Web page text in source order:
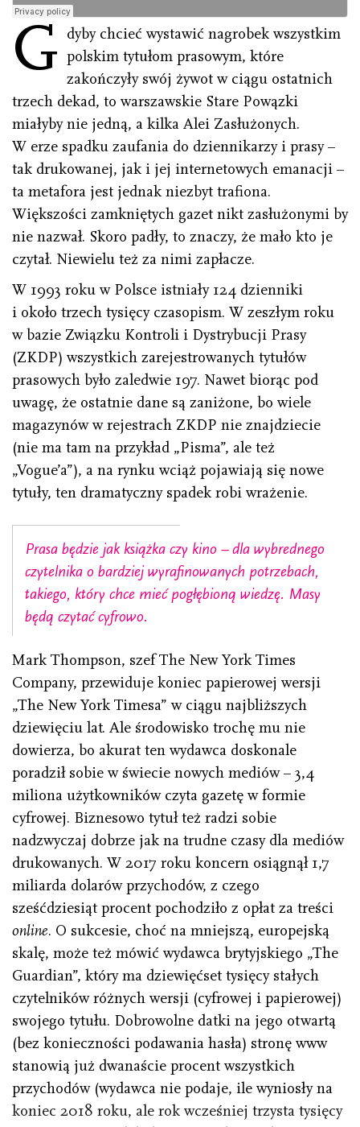
G dyby chcieć wystawić nagrobek wszystkim
polskim tytułom prasowym, które
zakończyły swój żywot w ciągu ostatnich
trzech dekad, to warszawskie Stare Powązki
miałyby nie jedną, a kilka Alei Zasłużonych.
W erze spadku zaufania do dziennikarzy i prasy –
tak drukowanej, jak i jej internetowych emanacji –
ta metafora jest jednak niezbyt trafiona.
Większości zamkniętych gazet nikt zasłużonymi by
nie nazwał. Skoro padły, to znaczy, że mało kto je
czytał. Niewielu też za nimi zapłacze.
W 1993 roku w Polsce istniały 124 dzienniki
i około trzech tysięcy czasopism. W zeszłym roku
w bazie Związku Kontroli i Dystrybucji Prasy
(ZKDP) wszystkich zarejestrowanych tytułów
prasowych było zaledwie 197. Nawet biorąc pod
uwagę, że ostatnie dane są zaniżone, bo wiele
magazynów w rejestrach ZKDP nie znajdziecie
(nie ma tam na przykład „Pisma”, ale też
„Vogue’a”), a na rynku wciąż pojawiają się nowe
tytuły, ten dramatyczny spadek robi wrażenie.
Prasa będzie jak książka czy kino – dla wybrednego
czytelnika o bardziej wyrafinowanych potrzebach,
takiego, który chce mieć pogłębioną wiedzę. Masy
będą czytać cyfrowo.
Mark Thompson, szef The New York Times
Company, przewiduje koniec papierowej wersji
„The New York Timesa” w ciągu najbliższych
dziewięciu lat. Ale środowisko trochę mu nie
dowierza, bo akurat ten wydawca doskonale
poradził sobie w świecie nowych mediów – 3,4
miliona użytkowników czyta gazetę w formie
cyfrowej. Biznesowo tytuł też radzi sobie
nadzwyczaj dobrze jak na trudne czasy dla mediów
drukowanych. W 2017 roku koncern osiągnął 1,7
miliarda dolarów przychodów, z czego
sześćdziesiąt procent pochodziło z opłat za treści
online. O sukcesie, choć na mniejszą, europejską
skalę, może też mówić wydawca brytyjskiego „The
Guardian”, który ma dziewięćset tysięcy stałych
czytelników różnych wersji (cyfrowej i papierowej)
swojego tytułu. Dobrowolne datki na jego otwartą
(bez konieczności podawania hasła) stronę www
stanowią już dwanaście procent wszystkich
przychodów (wydawca nie podaje, ile wyniosły na
koniec 2018 roku, ale rok wcześniej trzysta tysięcy